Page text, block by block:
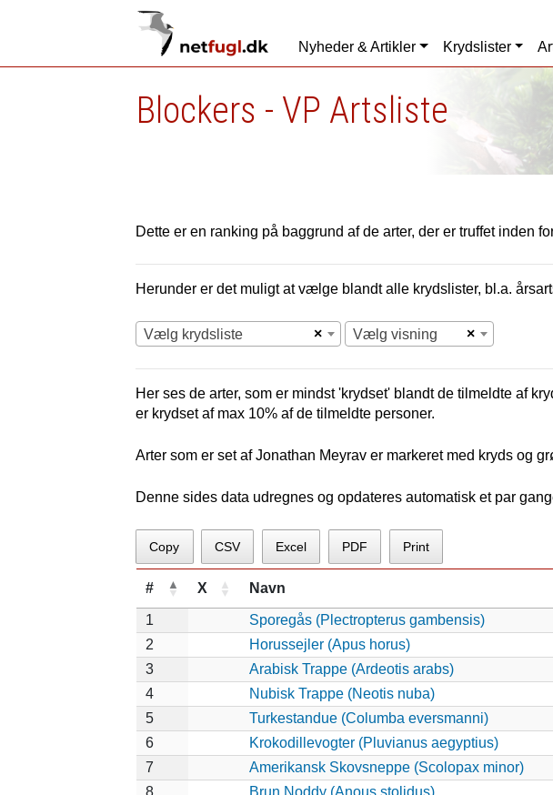
Nyheder & Artikler Krydslister
Blockers - VP Artsliste
Dette er en ranking på baggrund af de arter, der er truffet inden
Herunder er det muligt at vælge blandt alle krydslister, bl.a.
×
Vælg krydsliste ×
Vælg visning
Her ses de arter, som er mindst 'krydset' blandt de tilmeldte af
er krydset af max 10% af de tilmeldte personer.
Arter som er set af Jonathan Meyrav er markeret med kryds og
Denne sides data udregnes og opdateres automatisk et par
Copy CSV Excel PDF Print
# X Navn
1 Sporegås (Plectropterus gambensis)
2
Horussejler (Apus horus)
3
Arabisk Trappe (Ardeotis arabs)
4
Nubisk Trappe (Neotis nuba)
5
Turkestandue (Columba eversmanni)
6
Krokodillevogter (Pluvianus aegyptius)
7
Amerikansk Skovsneppe (Scolopax minor)
8
Brun Noddy (Anous stolidus)